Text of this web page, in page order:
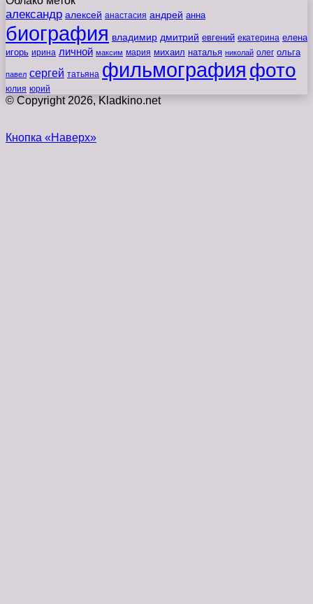
александр алексей анастасия андрей анна
биография владимир дмитрий евгений екатерина елена
игорь ирина личной максим мария михаил наталья николай олег ольга
павел сергей татьяна фильмография фото
юлия юрий
© Copyright 2026, Kladkino.net
Кнопка «Наверх»